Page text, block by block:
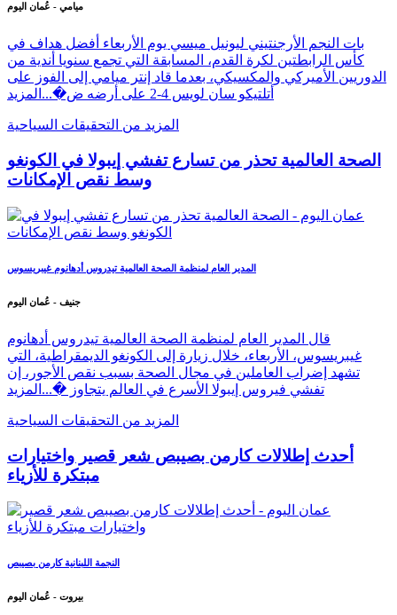
ميامي - عُمان اليوم
بات النجم الأرجنتيني ليونيل ميسي يوم الأربعاء أفضل هداف في
كأس الرابطتين لكرة القدم، المسابقة التي تجمع سنويا أندية من
الدوريين الأميركي والمكسيكي، بعدما قاد إنتر ميامي إلى الفوز على
أتلتيكو سان لويس 4-2 على أرضه ض�...
المزيد
المزيد من التحقيقات السياحية
الصحة العالمية تحذر من تسارع تفشي إيبولا في الكونغو
وسط نقص الإمكانات
المدير العام لمنظمة الصحة العالمية تيدروس أدهانوم غيبريسوس
جنيف - عُمان اليوم
قال المدير العام لمنظمة الصحة العالمية تيدروس أدهانوم
غيبريسوس، الأربعاء، خلال زيارة إلى الكونغو الديمقراطية، التي
تشهد إضراب العاملين في مجال الصحة بسبب نقص الأجور، إن
تفشي فيروس إيبولا الأسرع في العالم يتجاوز �... المزيد
المزيد من التحقيقات السياحية
أحدث إطلالات كارمن بصيبص شعر قصير واختيارات
مبتكرة للأزياء
النجمة اللبنانية كارمن بصيبص
بيروت - عُمان اليوم